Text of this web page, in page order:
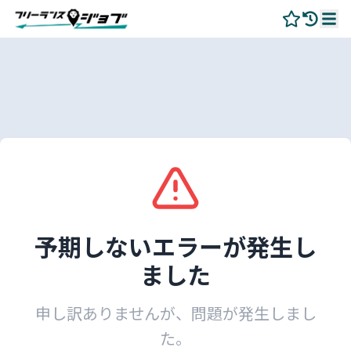
予期しないエラーが発生し
ました
申し訳ありませんが、問題が発生しまし
た。